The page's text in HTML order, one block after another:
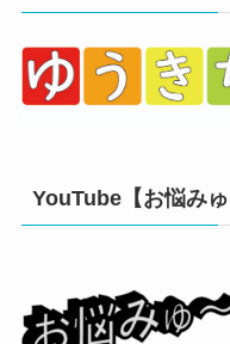
YouTube【お悩みゅ